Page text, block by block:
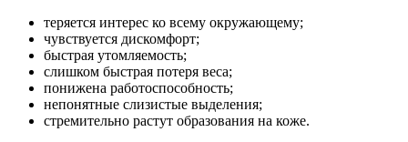
теряется интерес ко всему окружающему;
чувствуется дискомфорт;
быстрая утомляемость;
слишком быстрая потеря веса;
понижена работоспособность;
непонятные слизистые выделения;
стремительно растут образования на коже.